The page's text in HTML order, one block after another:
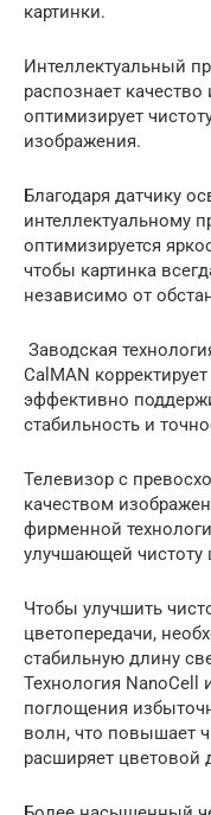
картинки.
Интеллектуальный
распознает качество
оптимизирует
изображения.
Благодаря датчику
интеллектуальному
оптимизируется
чтобы картинка
независимо от
Заводская
CalMAN
эффективно
стабильность и
Телевизор с
качеством
фирменной
улучшающей чистоту
Чтобы улучшить
цветопередачи,
стабильную длину
Технология NanoCell
поглощения
волн, что повышает
расширяет цветовой